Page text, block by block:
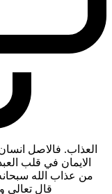
العذاب. فالاصل
الايمان في قلب
من عذاب الله
قال تعالى